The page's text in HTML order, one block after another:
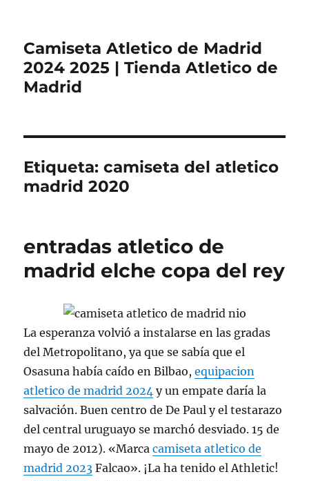
Camiseta Atletico de Madrid
2024 2025 | Tienda Atletico de
Madrid
Etiqueta:camiseta del atletico
madrid 2020
entradas atletico de
madrid elche copa del rey
La esperanza volvió a instalarse en las gradas
del Metropolitano, ya que se sabía que el
Osasuna había caído en Bilbao,equipacion
atletico de madrid 2024 y un empate daría la
salvación. Buen centro de De Paul y el testarazo
del central uruguayo se marchó desviado. 15 de
mayo de 2012). «Marcacamiseta atletico de
madrid 2023 Falcao». ¡La ha tenido el Athletic!